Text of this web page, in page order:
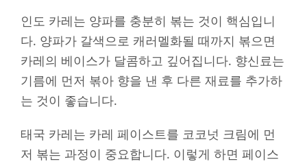
인도 카레는 양파를 충분히 볶는 것이 핵심입니
다. 양파가 갈색으로 캐러멜화될 때까지 볶으면
카레의 베이스가 달콤하고 깊어집니다. 향신료는
기름에 먼저 볶아 향을 낸 후 다른 재료를 추가하
는 것이 좋습니다.
태국 카레는 카레 페이스트를 코코넛 크림에 먼
저 볶는 과정이 중요합니다. 이렇게 하면 페이스